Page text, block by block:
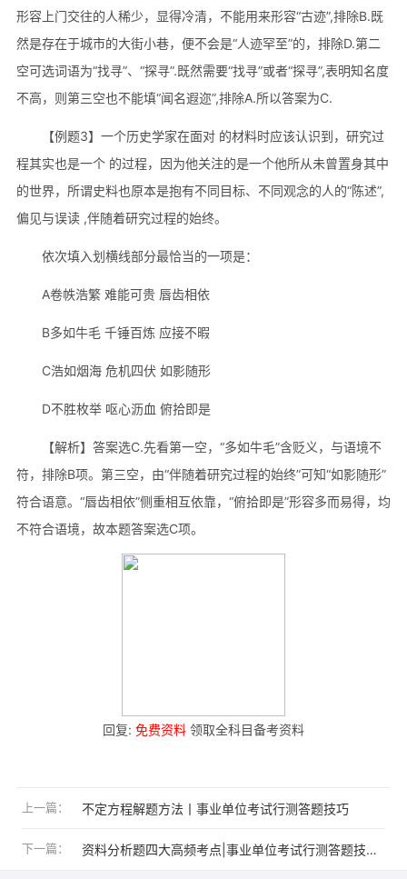
形容上门交往的人稀少，显得冷清，不能用来形容“古迹”,排除B.既
然是存在于城市的大街小巷，便不会是“人迹罕至”的，排除D.第二
空可选词语为“找寻”、“探寻”.既然需要“找寻”或者“探寻”,表明知名度
不高，则第三空也不能填“闻名遐迩”,排除A.所以答案为C.
【例题3】一个历史学家在面对 的材料时应该认识到，研究过
程其实也是一个 的过程，因为他关注的是一个他所从未曾置身其中
的世界，所谓史料也原本是抱有不同目标、不同观念的人的“陈述”,
偏见与误读 ,伴随着研究过程的始终。
依次填入划横线部分最恰当的一项是：
A卷帙浩繁 难能可贵 唇齿相依
B多如牛毛 千锤百炼 应接不暇
C浩如烟海 危机四伏 如影随形
D不胜枚举 呕心沥血 俯拾即是
【解析】答案选C.先看第一空，“多如牛毛”含贬义，与语境不
符，排除B项。第三空，由“伴随着研究过程的始终”可知“如影随形”
符合语意。“唇齿相依”侧重相互依靠，“俯拾即是”形容多而易得，均
不符合语境，故本题答案选C项。
回复: 免费资料 领取全科目备考资料
上一篇： 不定方程解题方法丨事业单位考试行测答题技巧
下一篇： 资料分析题四大高频考点|事业单位考试行测答题技巧详解